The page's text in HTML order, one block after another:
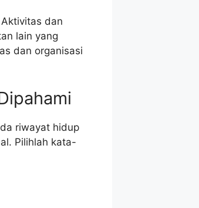
dan
lain yang
dan organisasi
riwayat hidup
Pilihlah kata-